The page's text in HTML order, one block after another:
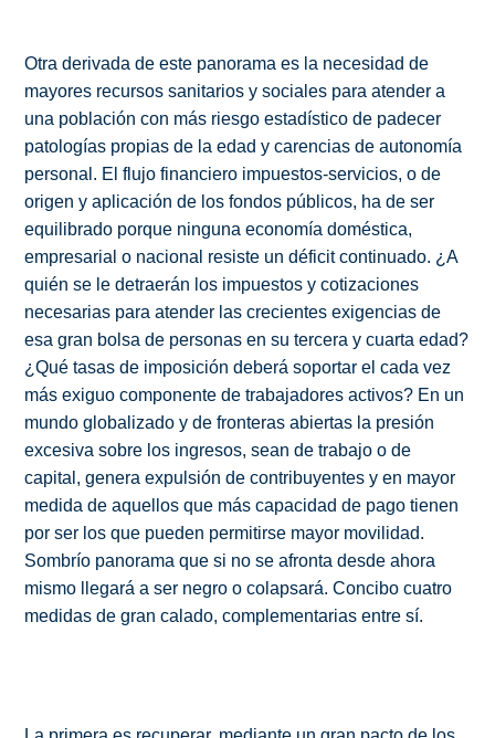
Otra derivada de este panorama es la necesidad de
mayores recursos sanitarios y sociales para atender a
una población con más riesgo estadístico de padecer
patologías propias de la edad y carencias de autonomía
personal. El flujo financiero impuestos-servicios, o de
origen y aplicación de los fondos públicos, ha de ser
equilibrado porque ninguna economía doméstica,
empresarial o nacional resiste un déficit continuado. ¿A
quién se le detraerán los impuestos y cotizaciones
necesarias para atender las crecientes exigencias de
esa gran bolsa de personas en su tercera y cuarta edad?
¿Qué tasas de imposición deberá soportar el cada vez
más exiguo componente de trabajadores activos? En un
mundo globalizado y de fronteras abiertas la presión
excesiva sobre los ingresos, sean de trabajo o de
capital, genera expulsión de contribuyentes y en mayor
medida de aquellos que más capacidad de pago tienen
por ser los que pueden permitirse mayor movilidad.
Sombrío panorama que si no se afronta desde ahora
mismo llegará a ser negro o colapsará. Concibo cuatro
medidas de gran calado, complementarias entre sí.